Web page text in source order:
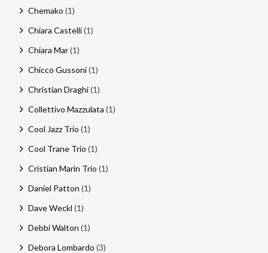
Chemako (1)
Chiara Castelli(1)
Chiara Mar(1)
Chicco Gussoni(1)
Christian Draghi(1)
Collettivo Mazzulata (1)
Cool Jazz Trio (1)
Cool Trane Trio (1)
Cristian Marin Trio (1)
Daniel Patton (1)
Dave Weckl (1)
Debbi Walton (1)
Debora Lombardo (3)